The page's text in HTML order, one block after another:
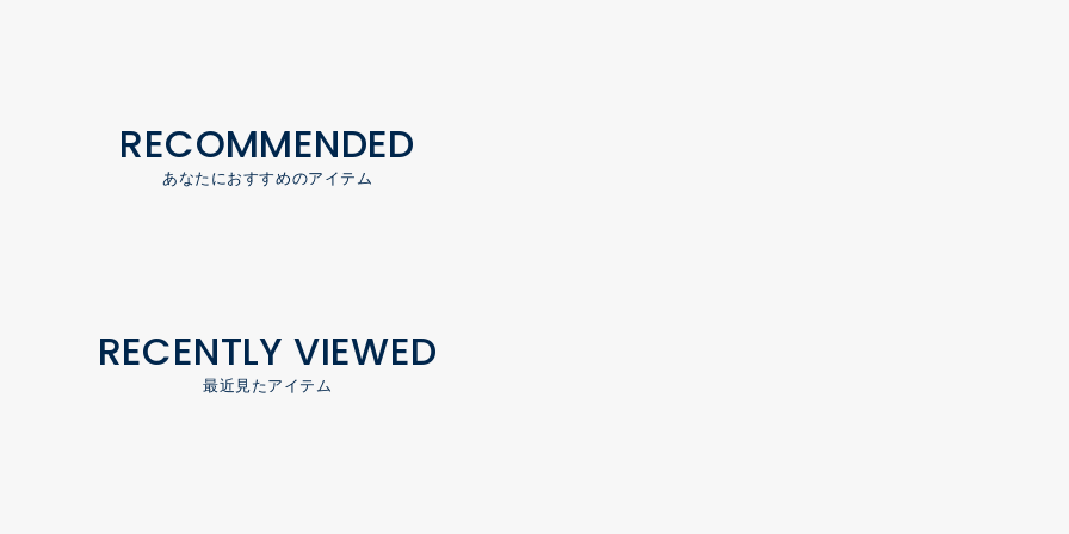
RECOMMENDED
あなたにおすすめのアイテム
RECENTLY VIEWED
最近見たアイテム